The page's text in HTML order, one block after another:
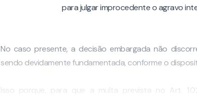
para julgar improcedente o agravo
No caso presente, a decisão embargada não
sendo devidamente fundamentada, conforme o
Isso porque, para que a multa prevista no Art.